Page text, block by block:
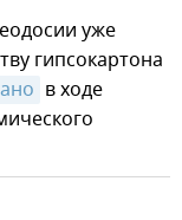
уже
гипсокартона
в ходе